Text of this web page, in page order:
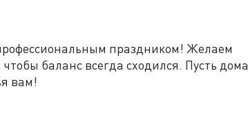
праздником! Желаем
баланс всегда сходился. Пусть дома
вам!